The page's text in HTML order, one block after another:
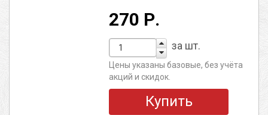
270 Р.
за шт.
Цены указаны базовые, без учёта
акций и скидок.
Купить